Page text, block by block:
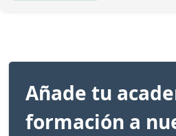
Añade tu
formación a